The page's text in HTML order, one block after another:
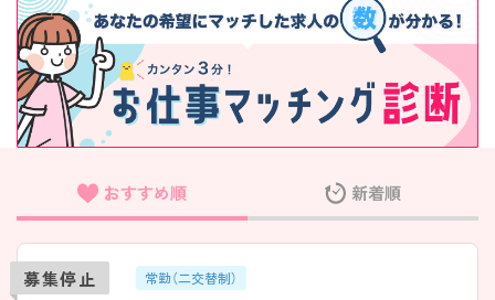
おすすめ順 新着順
募集停止 常勤（二交替制）